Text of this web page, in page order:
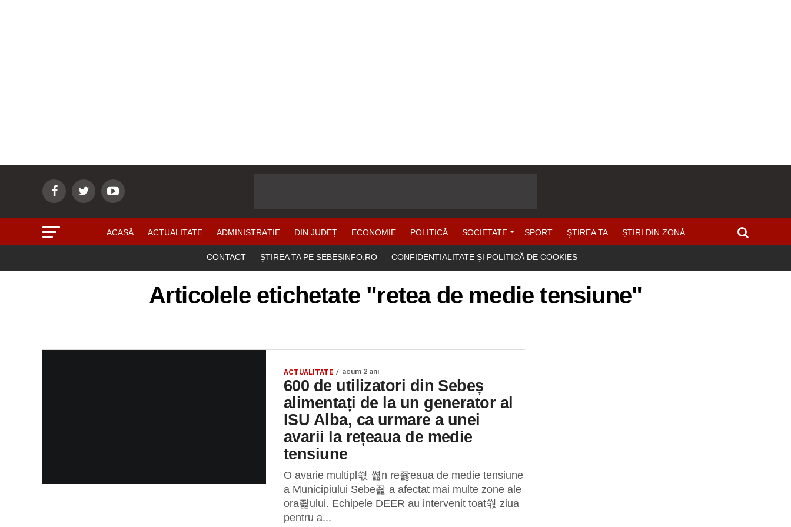
ACASĂ ACTUALITATE ADMINISTRAȚIE DIN JUDEȚ ECONOMIE POLITICĂ SOCIETATE SPORT ŞTIREA TA ȘTIRI DIN ZONĂ
CONTACT ȘTIREA TA PE SEBEȘINFO.RO CONFIDENȚIALITATE ȘI POLITICĂ DE COOKIES
Articolele etichetate "retea de medie tensiune"
ACTUALITATE acum 2 ani
600 de utilizatori din Sebeș
alimentați de la un generator al
ISU Alba, ca urmare a unei
avarii la rețeaua de medie
tensiune
O avarie multipl쒃 쎮n re좛eaua de medie tensiune
a Municipiului Sebe좙 a afectat mai multe zone ale
ora좙ului. Echipele DEER au intervenit toat쒃 ziua
pentru a...